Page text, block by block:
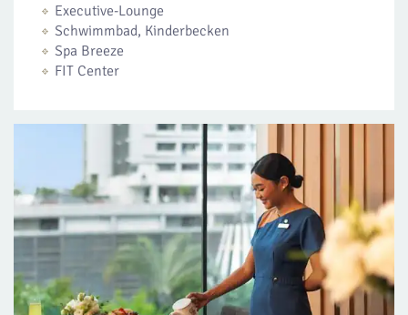
Executive-Lounge
Schwimmbad, Kinderbecken
Spa Breeze
FIT Center